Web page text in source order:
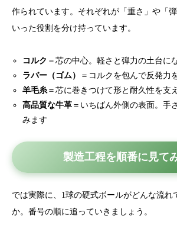
作られています。それぞれが「重さ」や「
いった役割を分け持っています。
コルク ＝芯の中心。軽さと弾力の土台に
ラバー（ゴム）
＝コルクを包んで反発力
羊毛糸＝芯に巻きつけて形と耐久性を支
高品質な牛革 ＝いちばん外側の表面。手
みます
製造工程を順番に見て
では実際に、1球の硬式ボールがどんな流れ
か。番号の順に追っていきましょう。